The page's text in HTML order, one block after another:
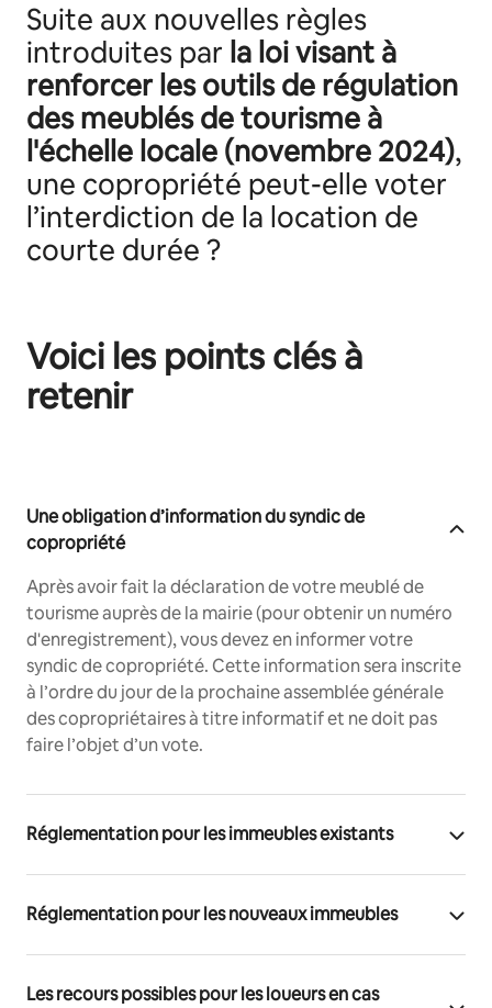
Suite aux nouvelles règles
introduites par la loi visant à
renforcer les outils de régulation
des meublés de tourisme à
l'échelle locale (novembre 2024),
une copropriété peut-elle voter
l’interdiction de la location de
courte durée ?
Voici les points clés à
retenir
Une obligation d’information du syndic de
copropriété
Après avoir fait la déclaration de votre meublé de
tourisme auprès de la mairie (pour obtenir un numéro
d'enregistrement), vous devez en informer votre
syndic de copropriété. Cette information sera inscrite
à l’ordre du jour de la prochaine assemblée générale
des copropriétaires à titre informatif et ne doit pas
faire l’objet d’un vote.
Réglementation pour les immeubles existants
Réglementation pour les nouveaux immeubles
Les recours possibles pour les loueurs en cas